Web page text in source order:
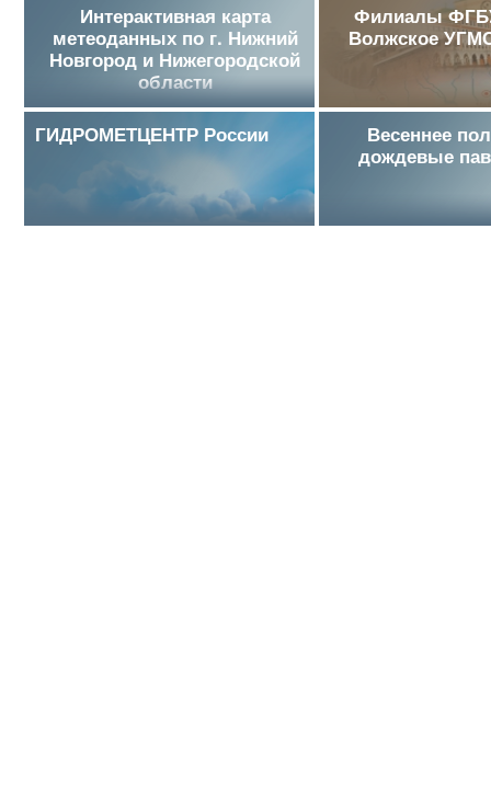
Интерактивная карта
метеоданных по г. Нижний
Новгород и Нижегородской
области
Филиалы
Волжское
ГИДРОМЕТЦЕНТР России
Весеннее
дождевые